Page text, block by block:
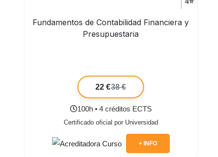
Fundamentos de Contabilidad Financiera y
Presupuestaria
22 €38 €
100h • 4 créditos ECTS
Certificado oficial por Universidad
+ INFO